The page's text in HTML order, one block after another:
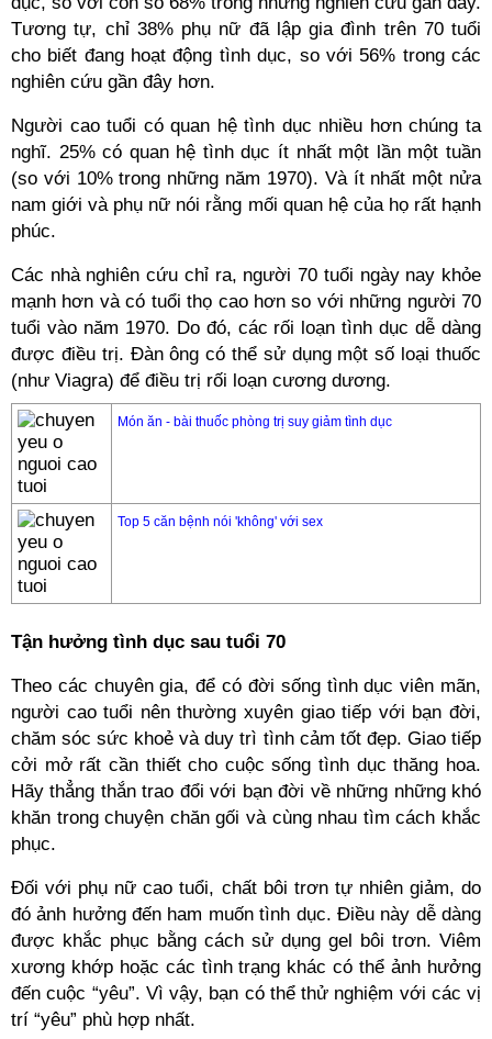
Tương tự, chỉ 38% phụ nữ đã lập gia đình trên 70 tuổi
cho biết đang hoạt động tình dục, so với 56% trong các
nghiên cứu gần đây hơn.
Người cao tuổi có quan hệ tình dục nhiều hơn chúng ta
nghĩ. 25% có quan hệ tình dục ít nhất một lần một tuần
(so với 10% trong những năm 1970). Và ít nhất một nửa
nam giới và phụ nữ nói rằng mối quan hệ của họ rất hạnh
phúc.
Các nhà nghiên cứu chỉ ra, người 70 tuổi ngày nay khỏe
mạnh hơn và có tuổi thọ cao hơn so với những người 70
tuổi vào năm 1970. Do đó, các rối loạn tình dục dễ dàng
được điều trị. Đàn ông có thể sử dụng một số loại thuốc
(như Viagra) để điều trị rối loạn cương dương.
Món ăn - bài thuốc phòng trị suy giảm tình dục
Top 5 căn bệnh nói 'không' với sex
Tận hưởng tình dục sau tuổi 70
Theo các chuyên gia, để có đời sống tình dục viên mãn,
người cao tuổi nên thường xuyên giao tiếp với bạn đời,
chăm sóc sức khoẻ và duy trì tình cảm tốt đẹp. Giao tiếp
cởi mở rất cần thiết cho cuộc sống tình dục thăng hoa.
Hãy thẳng thắn trao đổi với bạn đời về những những khó
khăn trong chuyện chăn gối và cùng nhau tìm cách khắc
phục.
Đối với phụ nữ cao tuổi, chất bôi trơn tự nhiên giảm, do
đó ảnh hưởng đến ham muốn tình dục. Điều này dễ dàng
được khắc phục bằng cách sử dụng gel bôi trơn. Viêm
xương khớp hoặc các tình trạng khác có thể ảnh hưởng
đến cuộc “yêu”. Vì vậy, bạn có thể thử nghiệm với các vị
trí “yêu” phù hợp nhất.